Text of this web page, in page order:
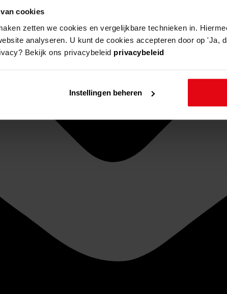
cookies
zetten we cookies en vergelijkbare technieken in.
analyseren. U kunt de cookies accepteren door op 'Ja,
Bekijk ons privacybeleid privacybeleid
Instellingen beheren